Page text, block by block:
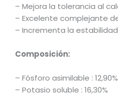
– Mejora la tolerancia al
– Excelente complejante
– Incrementa la
Composición:
– Fósforo asimilable : 12,90%
– Potasio soluble : 16,30%